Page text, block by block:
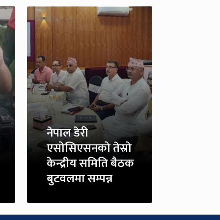
नेपाल डेरी
एसोसिएसनको तेस्रो
केन्द्रीय समिति बैठक
बुटवलमा सम्पन्न